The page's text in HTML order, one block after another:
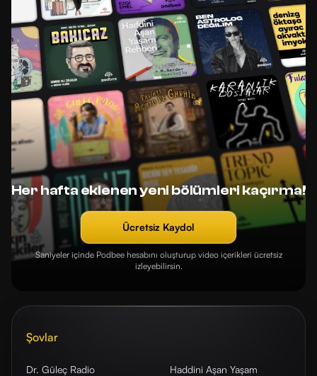
Her hafta eklenen yeni bölümleri kaçırma!
Ücretsiz Kaydol
Saniyeler içinde Podbee hesabını oluşturup video içerikleri ücretsiz
izleyebilirsin.
Şovlar
Dr. Güleç Radio
Haddini Aşan Yaşam